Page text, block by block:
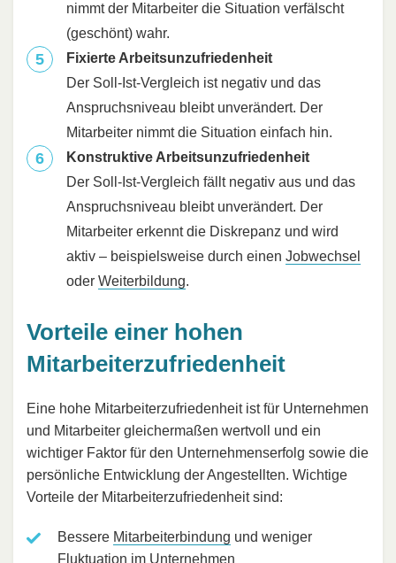
nimmt der Mitarbeiter die Situation verfälscht
(geschönt) wahr.
Fixierte Arbeitsunzufriedenheit
Der Soll-Ist-Vergleich ist negativ und das
Anspruchsniveau bleibt unverändert. Der
Mitarbeiter nimmt die Situation einfach hin.
Konstruktive Arbeitsunzufriedenheit
Der Soll-Ist-Vergleich fällt negativ aus und das
Anspruchsniveau bleibt unverändert. Der
Mitarbeiter erkennt die Diskrepanz und wird
aktiv – beispielsweise durch einen Jobwechsel
oder Weiterbildung.
Vorteile einer hohen
Mitarbeiterzufriedenheit
Eine hohe Mitarbeiterzufriedenheit ist für Unternehmen
und Mitarbeiter gleichermaßen wertvoll und ein
wichtiger Faktor für den Unternehmenserfolg sowie die
persönliche Entwicklung der Angestellten. Wichtige
Vorteile der Mitarbeiterzufriedenheit sind:
Bessere Mitarbeiterbindung und weniger
Fluktuation im Unternehmen